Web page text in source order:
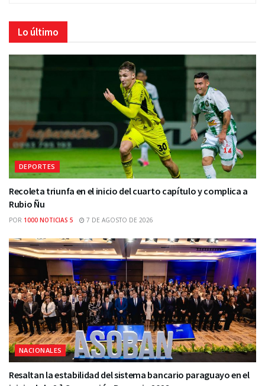
Lo último
DEPORTES
Recoleta triunfa en el inicio del cuarto capítulo y complica a
Rubio Ñu
POR 1000 NOTICIAS 5 7 DE AGOSTO DE 2026
NACIONALES
Resaltan la estabilidad del sistema bancario paraguayo en el